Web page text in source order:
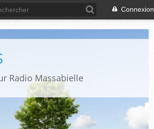
Connexion
Radio Massabielle